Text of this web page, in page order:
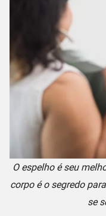
O espelho é seu
corpo é o segredo
se